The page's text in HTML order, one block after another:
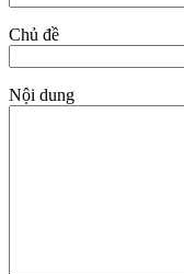
Chủ đề
Nội dung